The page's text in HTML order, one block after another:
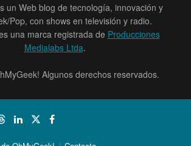
un Web blog de tecnología, innovación y
Pop, con shows en televisión y radio.
una marca registrada de Producciones
Medialabs Ltda.
Algunos derechos reservados.